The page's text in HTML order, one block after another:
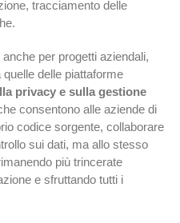
tracciamento delle
per progetti aziendali,
delle piattaforme
privacy e sulla gestione
consentono alle aziende di
codice sorgente, collaborare
sui dati, ma allo stesso
più trincerate
e sfruttando tutti i